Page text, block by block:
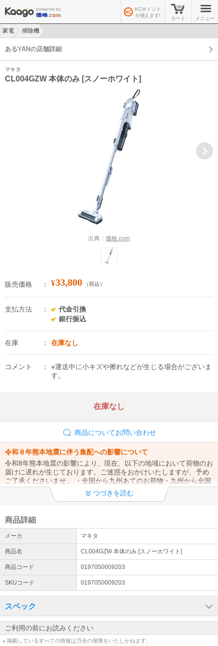
KCポイント
が使えます!
カート メニュー
家電
掃除機
あるYANの店舗詳細
マキタ
CL004GZW 本体のみ [スノーホワイト]
出典： 価格.com
販売価格 ¥33,800 （税込）
支払方法
代金引換
銀行振込
在庫 在庫なし
コメント
※運送中に小キズや擦れなどが生じる場合がございま
す。
在庫なし
商品についてお問い合わせ
令和８年熊本地震に伴う集配への影響について
令和8年熊本地震の影響により、現在、以下の地域において荷物のお
届けに遅れが生じております。ご迷惑をおかけいたしますが、予め
ご了承くださいませ。 ・全国から九州あてのお荷物・九州から全国
あてのお荷物
誠に勝手ながら【 8月11日(火) / 8月13日(木) から8月16日(日) 】を
夏期休業とさせていただきます。
熊本県で発生した地震に伴う集配への影響について
熊本県で発生した地震の影響により、現在配送業者にて熊本県全域
でお荷物の集荷・配達を停止しております。この影響により、お荷
物のお届けに遅延が生じておりますので、予めご了承くださいま
せ。
【注意喚起】悪質な詐欺サイトにご注意ください。
現在、弊社の情報を無断で盗用している偽通販サイトの存在を確認
しております。偽通販サイトと弊社とは一切の関わりはございませ
んので、くれぐれも偽通販サイトにてご注文、お振込みなどされな
いようご注意ください
つづきを読む
商品詳細
メーカ マキタ
商品名 CL004GZW 本体のみ [スノーホワイト]
商品コード 0197050009203
SKUコード 0197050009203
スペック
ご利用の前にお読みください
※ 掲載しているすべての情報は万全の保障をいたしかねます。